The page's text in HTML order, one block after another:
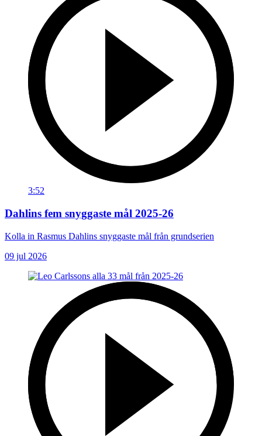
3:52
Dahlins fem snyggaste mål 2025-26
Kolla in Rasmus Dahlins snyggaste mål från grundserien
09 jul 2026